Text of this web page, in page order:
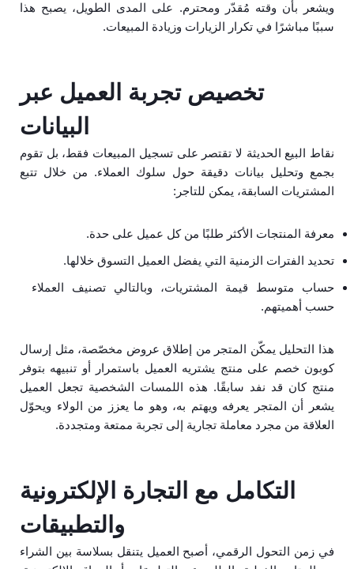
ويشعر بأن وقته مُقدّر ومحترم. على المدى الطويل، يصبح هذا
سببًا مباشرًا في تكرار الزيارات وزيادة المبيعات.
تخصيص تجربة العميل عبر
البيانات
نقاط البيع الحديثة لا تقتصر على تسجيل المبيعات فقط، بل تقوم
بجمع وتحليل بيانات دقيقة حول سلوك العملاء. من خلال تتبع
المشتريات السابقة، يمكن للتاجر:
معرفة المنتجات الأكثر طلبًا من كل عميل على حدة.
تحديد الفترات الزمنية التي يفضل العميل التسوق خلالها.
حساب متوسط قيمة المشتريات، وبالتالي تصنيف العملاء
حسب أهميتهم.
هذا التحليل يمكّن المتجر من إطلاق عروض مخصّصة، مثل إرسال
كوبون خصم على منتج يشتريه العميل باستمرار أو تنبيهه بتوفر
منتج كان قد نفد سابقًا. هذه اللمسات الشخصية تجعل العميل
يشعر أن المتجر يعرفه ويهتم به، وهو ما يعزز من الولاء ويحوّل
العلاقة من مجرد معاملة تجارية إلى تجربة ممتعة ومتجددة.
التكامل مع التجارة الإلكترونية
والتطبيقات
في زمن التحول الرقمي، أصبح العميل يتنقل بسلاسة بين الشراء